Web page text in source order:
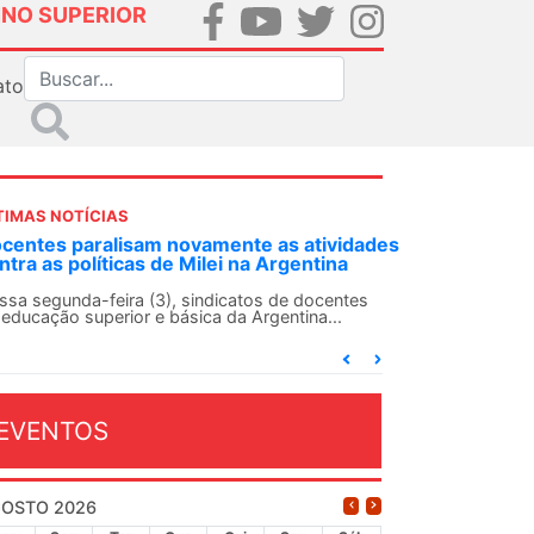
SUPERIOR
NOTÍCIAS
SN convoca docentes para Dia de
Internacionalista com Cuba em
de agosto
SN conclama suas seções sindicais e o
2026